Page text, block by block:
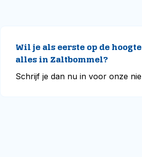
Wil je als eerste op de
alles in Zaltbommel?
Schrijf je dan nu in voor onze